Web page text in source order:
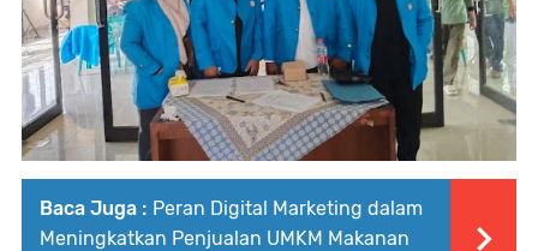
Baca Juga : Peran Digital Marketing dalam
Meningkatkan Penjualan UMKM Makanan